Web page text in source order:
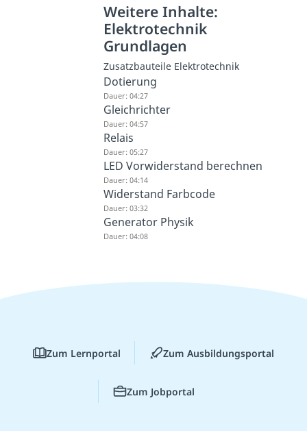
Weitere Inhalte:
Elektrotechnik
Grundlagen
Zusatzbauteile Elektrotechnik
Dotierung
Dauer: 04:27
Gleichrichter
Dauer: 04:57
Relais
Dauer: 05:27
LED Vorwiderstand berechnen
Dauer: 04:14
Widerstand Farbcode
Dauer: 03:32
Generator Physik
Dauer: 04:08
Zum Lernportal Zum Ausbildungsportal
Zum Jobportal